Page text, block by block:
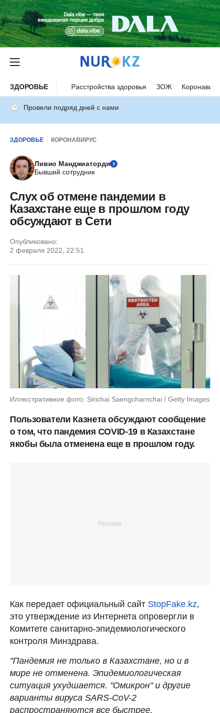
ЗДОРОВЬЕ Расстройства здоровья ЗОЖ
Провели подряд дней с нами
ЗДОРОВЬЕ КОРОНАВИРУС
Ливио Манджиаторди
Бывший сотрудник
Слух об отмене пандемии в
Казахстане еще в прошлом году
обсуждают в Сети
Опубликовано:
2 февраля 2022, 22:51
Иллюстративное фото: Sirichai Saengcharnchai / Getty Images
Пользователи Казнета обсуждают сообщение
о том, что пандемия COVID-19 в Казахстане
якобы была отменена еще в прошлом году.
Как передает официальный сайт StopFake.kz,
это утверждение из Интернета опровергли в
Комитете санитарно-эпидемиологического
контроля Минздрава.
"Пандемия не только в Казахстане, но и в
мире не отменена. Эпидемиологическая
ситуация ухудшается. "Омикрон" и другие
варианты вируса SARS-CoV-2
распространяются все быстрее.